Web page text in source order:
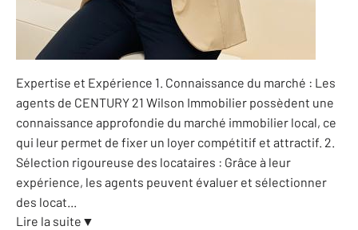
Expertise et Expérience 1. Connaissance du marché : Les
agents de CENTURY 21 Wilson Immobilier possèdent une
connaissance approfondie du marché immobilier local, ce
qui leur permet de fixer un loyer compétitif et attractif. 2.
Sélection rigoureuse des locataires : Grâce à leur
expérience, les agents peuvent évaluer et sélectionner
des locat...
Lire la suite ▼